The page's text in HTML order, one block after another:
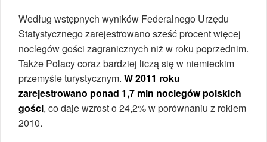
Według wstępnych wyników Federalnego Urzędu
Statystycznego zarejestrowano sześć procent więcej
noclegów gości zagranicznych niż w roku poprzednim.
Także Polacy coraz bardziej liczą się w niemieckim
przemyśle turystycznym. W 2011 roku
zarejestrowano ponad 1,7 mln noclegów polskich
gości, co daje wzrost o 24,2% w porównaniu z rokiem
2010.